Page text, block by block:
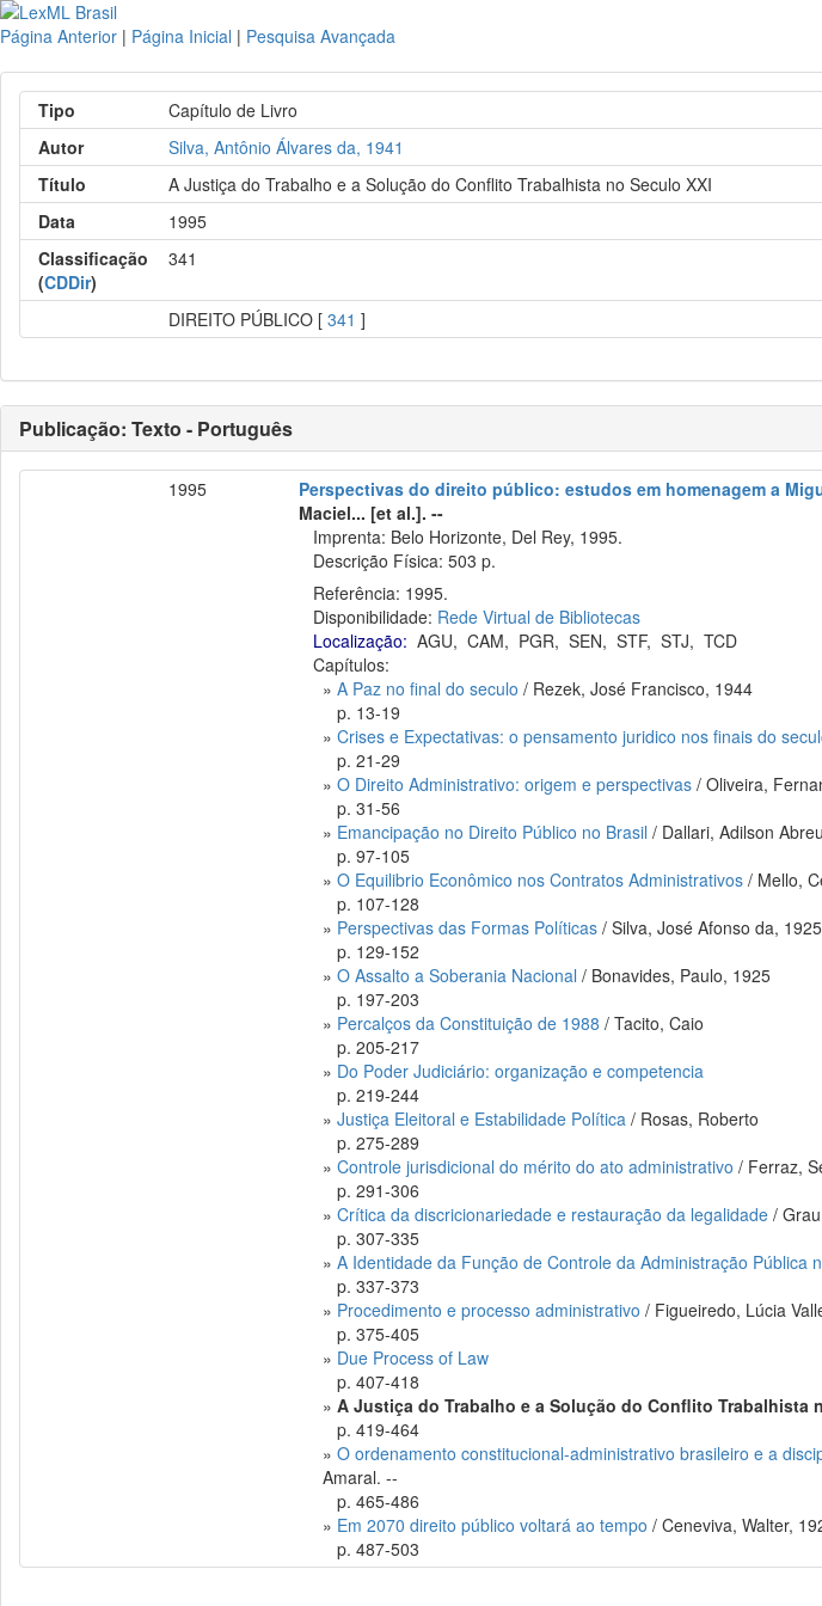
Página Anterior | Página Inicial | Pesquisa Avançada
Tipo
Capítulo de Livro
Autor
Silva, Antônio Álvares da, 1941
Título
A Justiça do Trabalho e a Solução do Conflito Trabalhista no Seculo XXI
Data
1995
Classificação
(CDDir)
341
DIREITO PÚBLICO [341 ]
Publicação: Texto - Português
1995 Perspectivas do direito público: estudos em homenagem a
Maciel... [et al.]. --
Imprenta: Belo Horizonte, Del Rey, 1995.
Descrição Física: 503 p.
Referência: 1995.
Disponibilidade: Rede Virtual de Bibliotecas
Localização: AGU,CAM, PGR,SEN,STF,STJ,TCD
Capítulos:
»A Paz no final do seculo / Rezek, José Francisco, 1944
p. 13-19
»Crises e Expectativas: o pensamento juridico nos finais do
p. 21-29
»O Direito Administrativo: origem e perspectivas / Oliveira,
p. 31-56
» Emancipação no Direito Público no Brasil / Dallari, Adilson
p. 97-105
»O Equilibrio Econômico nos Contratos Administrativos / Mello,
p. 107-128
» Perspectivas das Formas Políticas / Silva, José Afonso da, 1925
p. 129-152
»O Assalto a Soberania Nacional / Bonavides, Paulo, 1925
p. 197-203
» Percalços da Constituição de 1988 / Tacito, Caio
p. 205-217
» Do Poder Judiciário: organização e competencia
p. 219-244
»Justiça Eleitoral e Estabilidade Política / Rosas, Roberto
p. 275-289
»Controle jurisdicional do mérito do ato administrativo / Ferraz,
p. 291-306
»Crítica da discricionariedade e restauração da legalidade /
p. 307-335
»A Identidade da Função de Controle da Administração Pública
p. 337-373
» Procedimento e processo administrativo / Figueiredo, Lúcia
p. 375-405
» Due Process of Law
p. 407-418
»A Justiça do Trabalho e a Solução do Conflito Trabalhista
p. 419-464
»O ordenamento constitucional-administrativo brasileiro e a
Amaral. --
p. 465-486
» Em 2070 direito público voltará ao tempo / Ceneviva, Walter,
p. 487-503